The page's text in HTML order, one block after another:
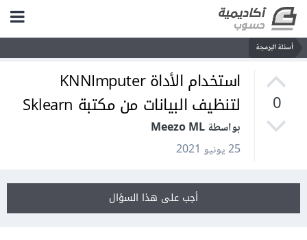
أسئلة البرمجة
0
استخدام الأداة KNNImputer
لتنظيف البيانات من مكتبة Sklearn
بواسطة Meezo ML
25 يونيو 2021
أجب على هذا السؤال